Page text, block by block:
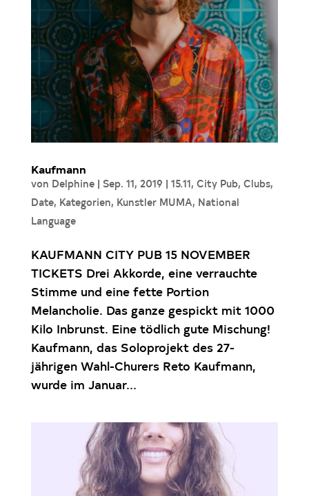
Kaufmann
von Delphine| Sep. 11, 2019 | 15.11, City Pub, Clubs,
Date, Kategorien, Kunstler MUMA, National
Language
KAUFMANN CITY PUB 15 NOVEMBER
TICKETS Drei Akkorde, eine verrauchte
Stimme und eine fette Portion
Melancholie. Das ganze gespickt mit 1000
Kilo Inbrunst. Eine tödlich gute Mischung!
Kaufmann, das Soloprojekt des 27-
jährigen Wahl-Churers Reto Kaufmann,
wurde im Januar...